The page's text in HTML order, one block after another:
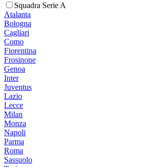
Squadra Serie A
Atalanta
Bologna
Cagliari
Como
Fiorentina
Frosinone
Genoa
Inter
Juventus
Lazio
Lecce
Milan
Monza
Napoli
Parma
Roma
Sassuolo